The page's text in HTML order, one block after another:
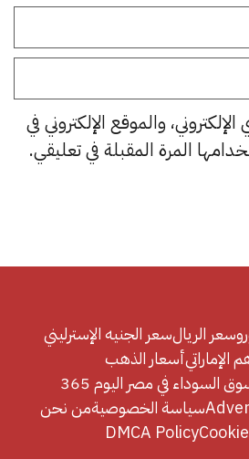
والموقع الإلكتروني في
المرة المقبلة في تعليقي.
سعر الريالسعر الجنيه الإسترليني
الإماراتيأسعار الذهب
السوداء في مصر اليوم 365
سياسة الخصوصيةمن نحن
DMCA Policy